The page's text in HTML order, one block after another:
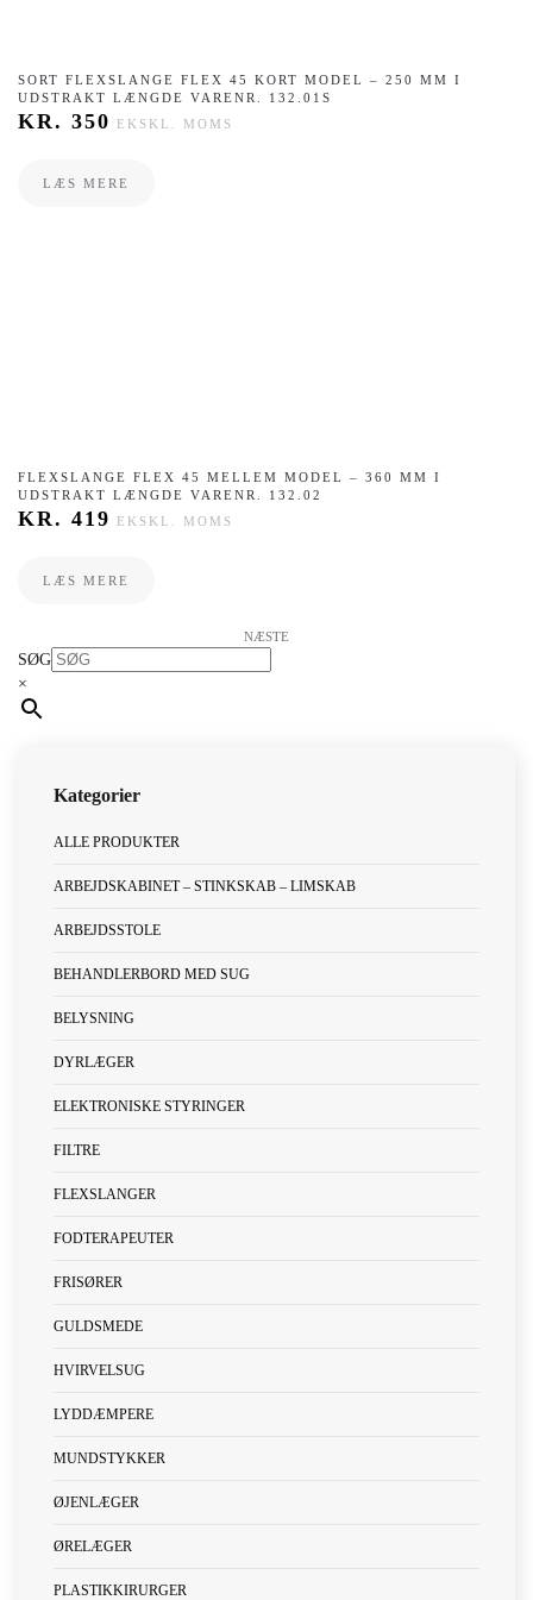
SORT FLEXSLANGE FLEX 45 KORT MODEL – 250 MM I
UDSTRAKT LÆNGDE VARENR. 132.01S
KR. 350 EKSKL. MOMS
LÆS MERE
FLEXSLANGE FLEX 45 MELLEM MODEL – 360 MM I
UDSTRAKT LÆNGDE VARENR. 132.02
KR. 419 EKSKL. MOMS
LÆS MERE
NÆSTE
SØG
×
ALLE PRODUKTER
ARBEJDSKABINET – STINKSKAB – LIMSKAB
ARBEJDSSTOLE
BEHANDLERBORD MED SUG
BELYSNING
DYRLÆGER
ELEKTRONISKE STYRINGER
FILTRE
FLEXSLANGER
FODTERAPEUTER
FRISØRER
GULDSMEDE
HVIRVELSUG
LYDDÆMPERE
MUNDSTYKKER
ØJENLÆGER
ØRELÆGER
PLASTIKKIRURGER